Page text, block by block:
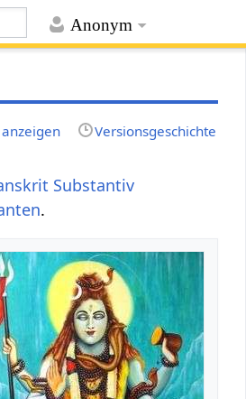
Anonym
Versionsgeschichte
Substantiv
.